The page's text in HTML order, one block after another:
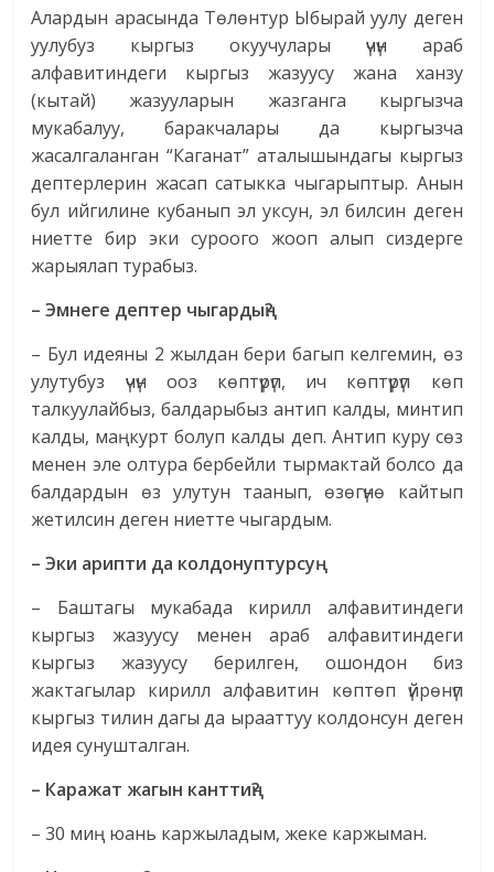
Алардын арасында Төлөнтур Ыбырай уулу деген
уулубуз кыргыз окуучулары үчүн араб
алфавитиндеги кыргыз жазуусу жана ханзу
(кытай) жазууларын жазганга кыргызча
мукабалуу, баракчалары да кыргызча
жасалгаланган “Каганат” аталышындагы кыргыз
дептерлерин жасап сатыкка чыгарыптыр. Анын
бул ийгилине кубанып эл уксун, эл билсин деген
ниетте бир эки суроого жооп алып сиздерге
жарыялап турабыз.
– Эмнеге дептер чыгардың?
– Бул идеяны 2 жылдан бери багып келгемин, өз
улутубуз үчүн ооз көптүрүп, ич көптүрүп көп
талкуулайбыз, балдарыбыз антип калды, минтип
калды, маңкурт болуп калды деп. Антип куру сөз
менен эле олтура бербейли тырмактай болсо да
балдардын өз улутун таанып, өзөгүнө кайтып
жетилсин деген ниетте чыгардым.
– Эки арипти да колдонуптурсуң
– Баштагы мукабада кирилл алфавитиндеги
кыргыз жазуусу менен араб алфавитиндеги
кыргыз жазуусу берилген, ошондон биз
жактагылар кирилл алфавитин көптөп үйрөнүп
кыргыз тилин дагы да ырааттуу колдонсун деген
идея сунушталган.
– Каражат жагын канттиң?
– 30 миң юань каржыладым, жеке каржыман.